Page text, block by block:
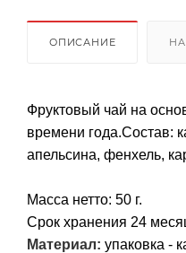
ОПИСАНИЕ
Фруктовый чай на
времени года.Состав:
апельсина, фенхель,
Масса нетто: 50 г.
Срок хранения 24
Материал: упаковка -